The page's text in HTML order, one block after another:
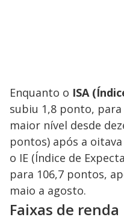
Enquanto o ISA
subiu 1,8 ponto,
maior nível desde
pontos) após a
o IE (Índice de
para 106,7 pontos,
maio a agosto.
Faixas de renda